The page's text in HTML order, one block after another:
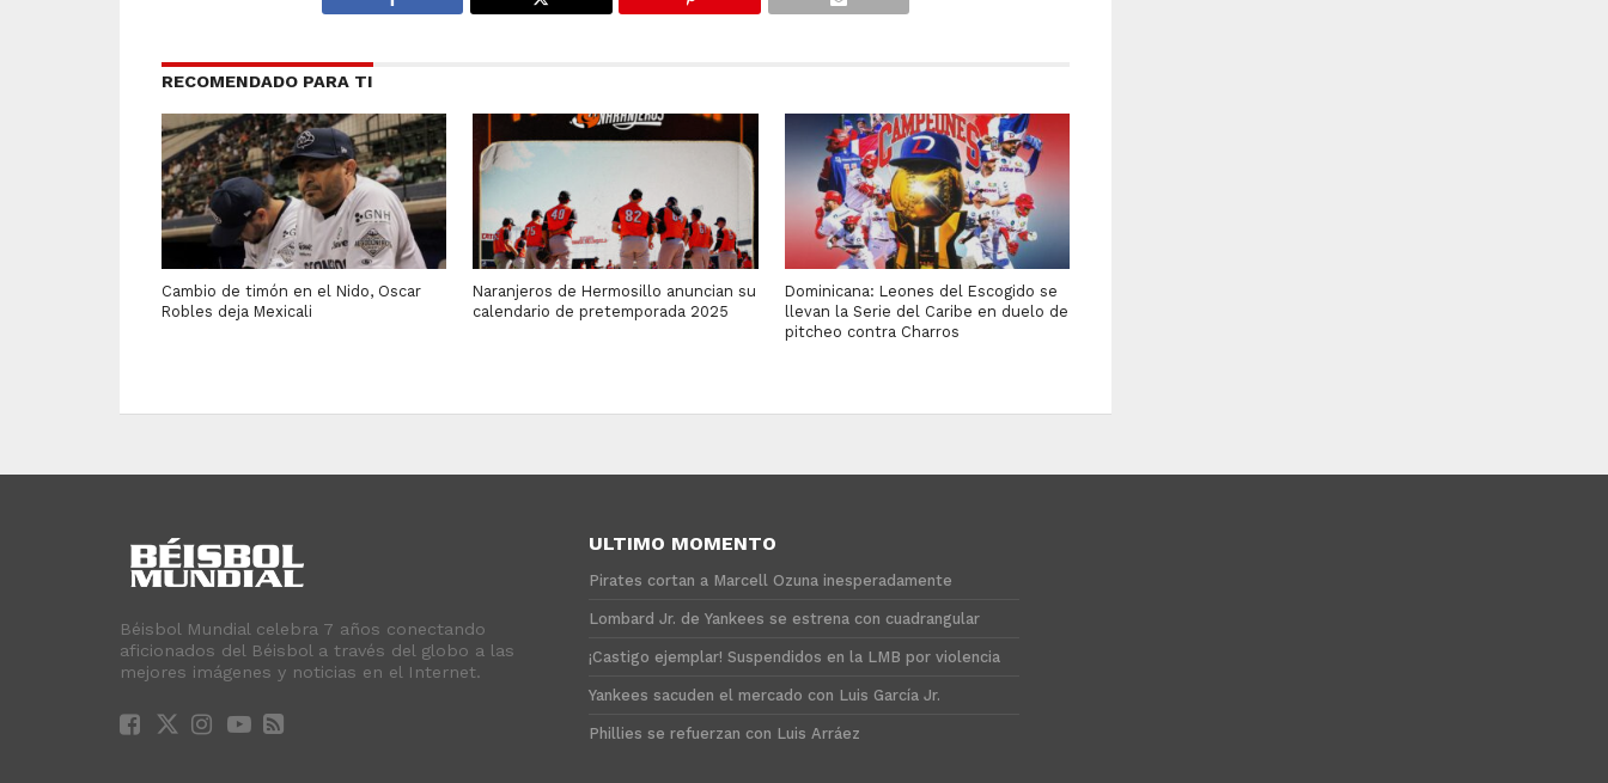
RECOMENDADO PARA TI
Cambio de timón en el Nido, Oscar
Robles deja Mexicali
Naranjeros de Hermosillo anuncian su
calendario de pretemporada 2025
Dominicana: Leones del Escogido se
llevan la Serie del Caribe en duelo de
pitcheo contra Charros
Béisbol Mundial celebra 7 años conectando
aficionados del Béisbol a través del globo a las
mejores imágenes y noticias en el Internet.
ULTIMO MOMENTO
Pirates cortan a Marcell Ozuna inesperadamente
Lombard Jr. de Yankees se estrena con cuadrangular
¡Castigo ejemplar! Suspendidos en la LMB por violencia
Yankees sacuden el mercado con Luis García Jr.
Phillies se refuerzan con Luis Arráez